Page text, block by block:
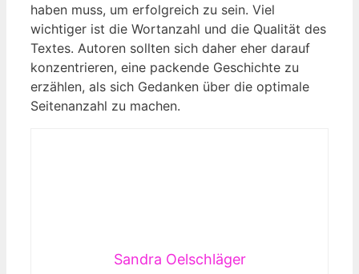
haben muss, um erfolgreich ‌zu sein. Viel
wichtiger⁤ ist die Wortanzahl und die Qualität des
Textes. Autoren sollten sich daher eher darauf
konzentrieren, eine packende Geschichte ⁢zu⁤
erzählen, als ‌sich Gedanken über die optimale
Seitenanzahl zu machen.
Sandra Oelschläger